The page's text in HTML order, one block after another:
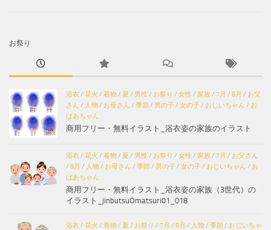
お祭り
浴衣/ 花火 / 着物/ 夏 / 男性 / お祭り / 女性 / 家族/ 7月 / 8月 / お父
さん / 人物/ お母さん / 季節/ 男の子/ 女の子/ おじいちゃん / お
ばあちゃん
商用フリー・無料イラスト_浴衣姿の家族のイラスト
浴衣/ 花火 / 着物/ 夏 / 男性 / お祭り / 女性 / 家族/ 7月 / お父さん
/ 8月 / 人物/ お母さん / 季節/ 男の子/ 女の子/ おじいちゃん / お
ばあちゃん
商用フリー・無料イラスト_浴衣姿の家族（3世代）の
イラスト_jinbutsuOmatsuri01_018
浴衣/ 花火 / 着物/ 夏 / お祭り / 7月 / 8月 / 人物/ 季節/ おじいちゃ